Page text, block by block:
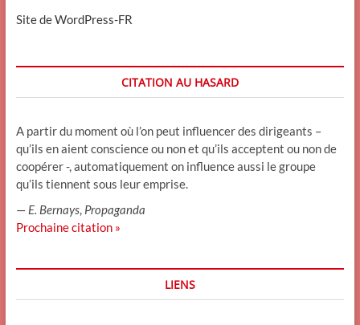
Site de WordPress-FR
CITATION AU HASARD
A partir du moment où l’on peut influencer des dirigeants –
qu’ils en aient conscience ou non et qu’ils acceptent ou non de
coopérer -, automatiquement on influence aussi le groupe
qu’ils tiennent sous leur emprise.
— E. Bernays, Propaganda
Prochaine citation »
LIENS